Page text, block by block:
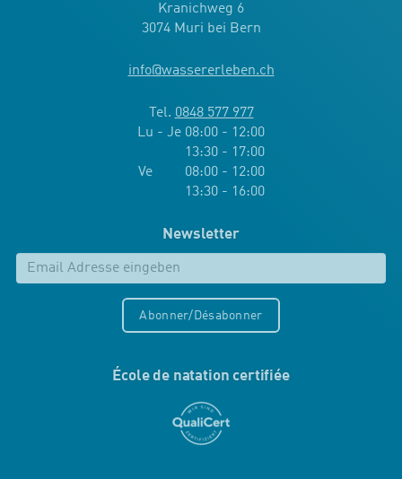
Kranichweg 6
3074 Muri bei Bern
info@wassererleben.ch
Tel. 0848 577 977
Lu - Je 08:00 - 12:00
13:30 - 17:00
Ve 08:00 - 12:00
13:30 - 16:00
Newsletter
Abonner/Désabonner
École de natation certifiée